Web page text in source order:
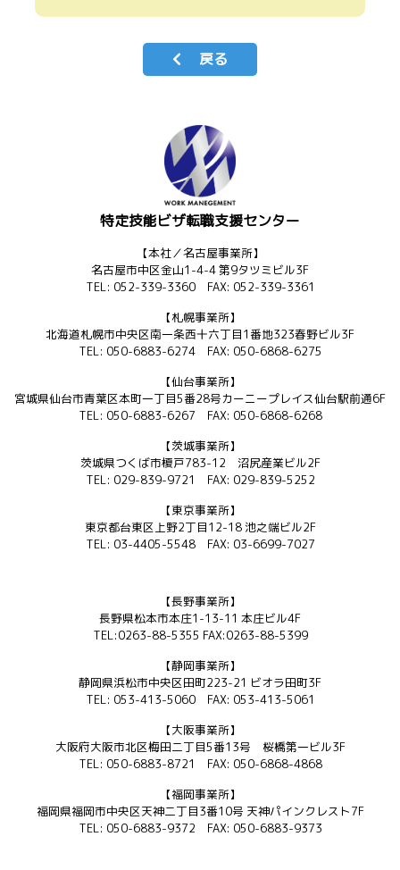
戻る
特定技能ビザ転職支援センター
【本社／名古屋事業所】
名古屋市中区金山1-4-4 第9タツミビル3F
TEL: 052-339-3360 FAX: 052-339-3361
【札幌事業所】
北海道札幌市中央区南一条西十六丁目1番地323春野ビル3F
TEL: 050-6883-6274 FAX: 050-6868-6275
【仙台事業所】
宮城県仙台市青葉区本町一丁目5番28号カーニープレイス仙台駅前通6F
TEL: 050-6883-6267 FAX: 050-6868-6268
【茨城事業所】
茨城県つくば市榎戸783-12 沼尻産業ビル2F
TEL: 029-839-9721 FAX: 029-839-5252
【東京事業所】
東京都台東区上野2丁目12-18 池之端ビル2F
TEL: 03-4405-5548 FAX: 03-6699-7027
【長野事業所】
長野県松本市本庄1-13-11 本庄ビル4F
TEL:0263-88-5355 FAX:0263-88-5399
【静岡事業所】
静岡県浜松市中央区田町223-21 ビオラ田町3F
TEL: 053-413-5060 FAX: 053-413-5061
【大阪事業所】
大阪府大阪市北区梅田二丁目5番13号 桜橋第一ビル3F
TEL: 050-6883-8721 FAX: 050-6868-4868
【福岡事業所】
福岡県福岡市中央区天神二丁目3番10号 天神パインクレスト7F
TEL: 050-6883-9372 FAX: 050-6883-9373